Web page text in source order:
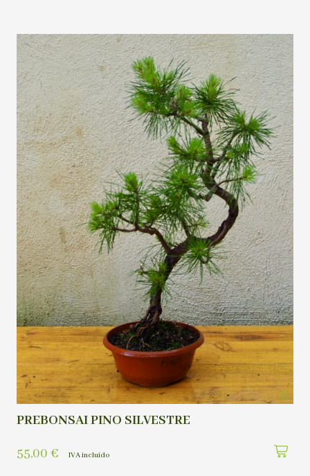
PREBONSAI PINO SILVESTRE
55,00 € IVA incluído